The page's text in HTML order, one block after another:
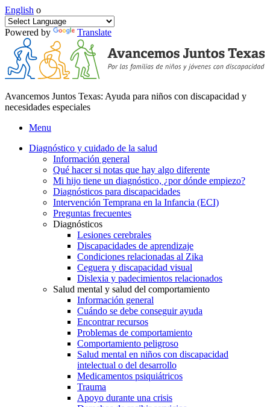
English o
Powered by Translate
Avancemos Juntos Texas: Ayuda para niños con discapacidad y
necesidades especiales
Menu
Diagnóstico y cuidado de la salud
Información general
Qué hacer si notas que hay algo diferente
Mi hijo tiene un diagnóstico, ¿por dónde empiezo?
Diagnósticos para discapacidades
Intervención Temprana en la Infancia (ECI)
Preguntas frecuentes
Diagnósticos
Lesiones cerebrales
Discapacidades de aprendizaje
Condiciones relacionadas al Zika
Ceguera y discapacidad visual
Dislexia y padecimientos relacionados
Salud mental y salud del comportamiento
Información general
Cuándo se debe conseguir ayuda
Encontrar recursos
Problemas de comportamiento
Comportamiento peligroso
Salud mental en niños con discapacidad
intelectual o del desarrollo
Medicamentos psiquiátricos
Trauma
Apoyo durante una crisis